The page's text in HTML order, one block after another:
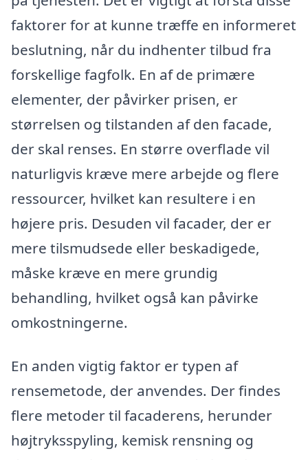
faktorer for at kunne træffe en informeret
beslutning, når du indhenter tilbud fra
forskellige fagfolk. En af de primære
elementer, der påvirker prisen, er
størrelsen og tilstanden af den facade,
der skal renses. En større overflade vil
naturligvis kræve mere arbejde og flere
ressourcer, hvilket kan resultere i en
højere pris. Desuden vil facader, der er
mere tilsmudsede eller beskadigede,
måske kræve en mere grundig
behandling, hvilket også kan påvirke
omkostningerne.
En anden vigtig faktor er typen af
rensemetode, der anvendes. Der findes
flere metoder til facaderens, herunder
højtryksspyling, kemisk rensning og